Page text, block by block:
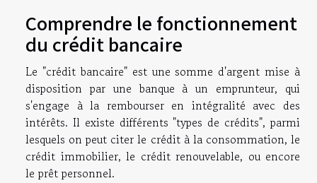
Comprendre le fonctionnement
du crédit bancaire
Le "crédit bancaire" est une somme d'argent mise à
disposition par une banque à un emprunteur, qui
s'engage à la rembourser en intégralité avec des
intérêts. Il existe différents "types de crédits", parmi
lesquels on peut citer le crédit à la consommation, le
crédit immobilier, le crédit renouvelable, ou encore
le prêt personnel.